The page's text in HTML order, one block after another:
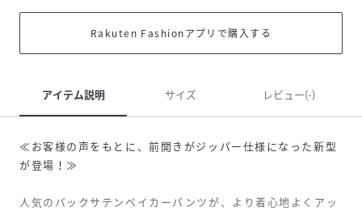
Rakuten Fashionアプリで購入する
アイテム説明 サイズ レビュー(-)
≪お客様の声をもとに、前開きがジッパー仕様になった新型
が登場！≫
人気のバックサテンベイカーパンツが、より着心地よくアッ